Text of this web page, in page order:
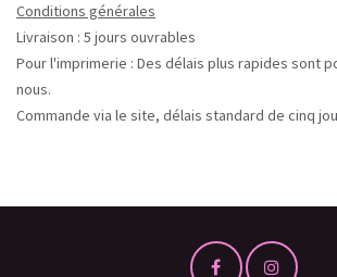
Conditions générales
Livraison : 5 jours ouvrables
Pour l'imprimerie : Des délais plus rapides sont
nous.
Commande via le site, délais standard de cinq